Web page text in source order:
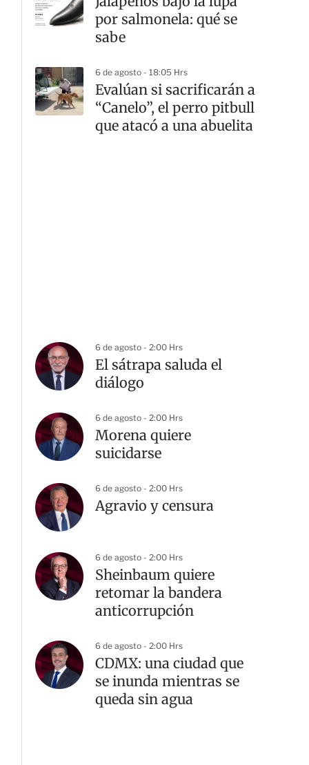
por salmonela: qué se
sabe
6 de agosto - 18:05 Hrs
Evalúan si sacrificarán a
“Canelo”, el perro pitbull
que atacó a una abuelita
6 de agosto - 2:00 Hrs
El sátrapa saluda el
diálogo
6 de agosto - 2:00 Hrs
Morena quiere
suicidarse
6 de agosto - 2:00 Hrs
Agravio y censura
6 de agosto - 2:00 Hrs
Sheinbaum quiere
retomar la bandera
anticorrupción
6 de agosto - 2:00 Hrs
CDMX: una ciudad que
se inunda mientras se
queda sin agua